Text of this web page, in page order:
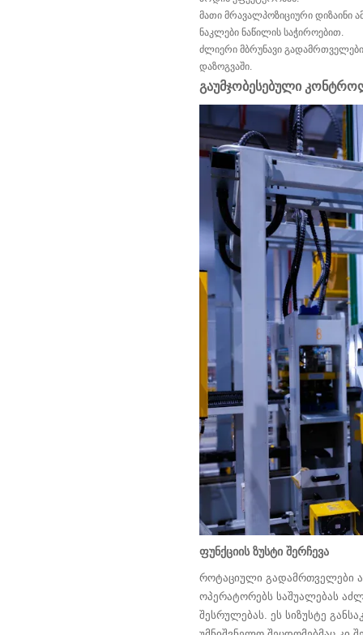
მათი მრავალპოზიციური დიზაინი
ნაკლები ნაწილის საჭიროებით.
ძლიერი მბრუნავი
დაზოგვაში.
გაუმჯობესებული
ფუნქციის ზუსტი შერჩევა
როტაციული გადამრთველები
ოპერატორებს საშუალებას
შესრულებას. ეს სიზუსტე